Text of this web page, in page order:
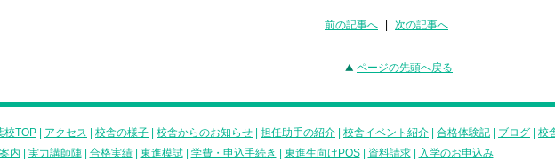
前の記事へ 次の記事へ
ページの先頭へ戻る
校TOP アクセス 校舎の様子 校舎からのお知らせ 担任助手の紹介 校舎イベント紹介 合格体験記 ブログ 校
内 実力講師陣| 合格実績| 東進模試| 学費・申込手続き 東進生向けPOS| 資料請求|
入学のお申込み